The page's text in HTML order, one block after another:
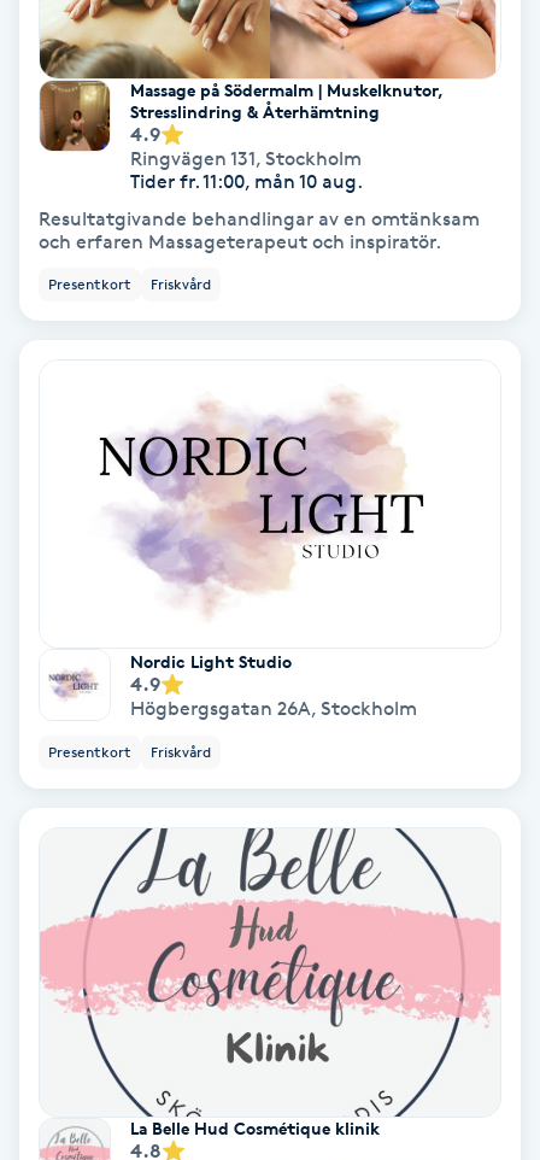
IPL
IPL hårborttagning
Japansk massage
K18
Katun fransar
Kemisk peeling
Keratinbehandling
Kinesiologi
Kinesisk medicin
Kiropraktik
Klangmassage
Klippning
Klippning & Slingor
Klippning ungdom
Koppningsmassage
Massage på Södermalm | Muskelknutor,
Stresslindring & Återhämtning
4.9
Ringvägen 131, Stockholm
Tider fr. 11:00, mån 10 aug.
Resultatgivande behandlingar av en omtänksam
och erfaren Massageterapeut och inspiratör.
Presentkort Friskvård
Nordic Light Studio
4.9
Högbergsgatan 26A, Stockholm
Presentkort Friskvård
La Belle Hud Cosmétique klinik
4.8